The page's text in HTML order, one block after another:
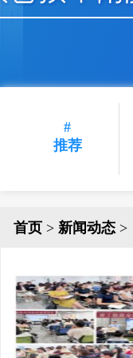
#
推荐
首页 > 新闻动态 >